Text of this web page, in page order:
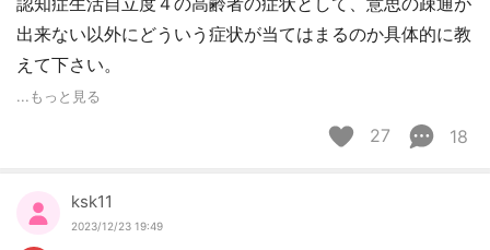
出来ない以外にどういう症状が当てはまるのか具体的に教
えて下さい。
...もっと見る
27 18
ksk11
2023/12/23 19:49